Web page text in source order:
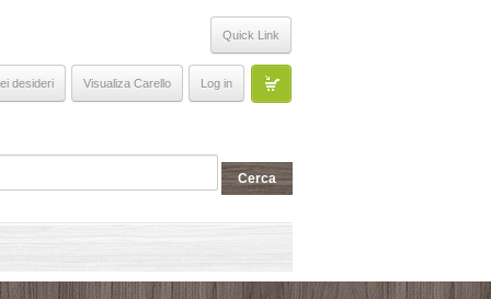
Quick Link
desideri Visualiza Carello Log in